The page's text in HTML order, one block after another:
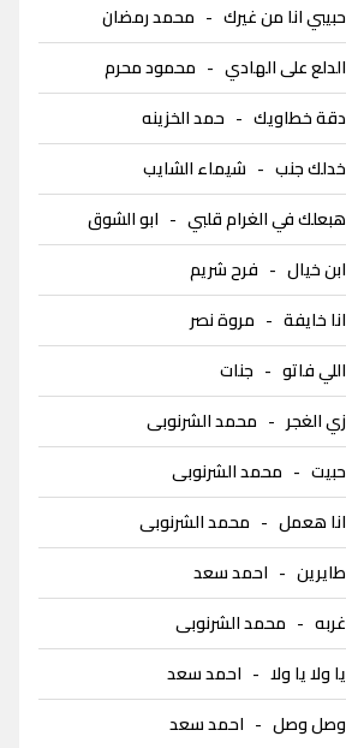
حبيبي انا من غيرك- محمد رمضان
الدلع على الهادي- محمود محرم
دقة خطاويك- حمد الخزينه
خدلك جنب- شيماء الشايب
هبعلك في الغرام قلبي- ابو الشوق
ابن خيال- فرح شريم
انا خايفة- مروة نصر
اللي فاتو- جنات
زي الغجر - محمد الشرنوبى
حبيت- محمد الشرنوبى
انا هعمل- محمد الشرنوبى
طايرين- احمد سعد
غربه- محمد الشرنوبى
يا ولا يا ولا- احمد سعد
وصل وصل- احمد سعد